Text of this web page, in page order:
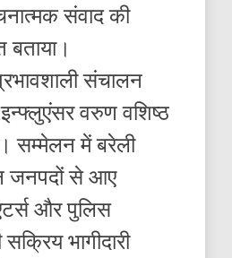
संवाद की
संचालन
वरुण वशिष्ठ
सम्मेलन में बरेली
जनपदों से आए
और पुलिस
भागीदारी